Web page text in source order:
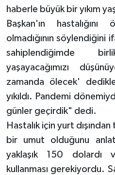
haberle büyük bir yıkım
Başkan'ın
olmadığının
sahiplendiğimde
yaşayacağımızı
zamanda ölecek'
yıkıldı. Pandemi
günler geçirdik" dedi.
Hastalık için yurt
bir umut olduğunu
yaklaşık 150
kullanması gerekiyordu.